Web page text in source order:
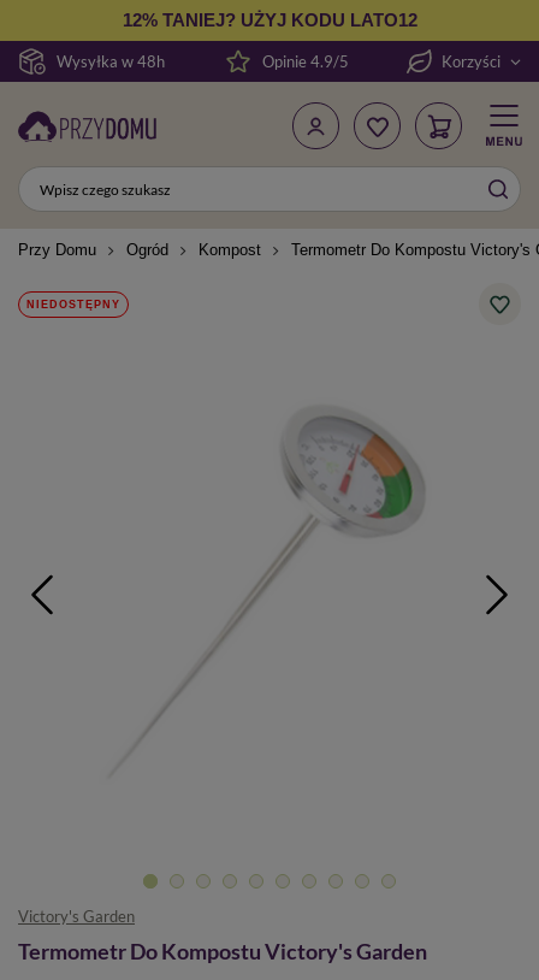
Wysyłka w 48h
12% TANIEJ? UŻYJ KODU LATO12
Opinie 4.9/5 Korzyści
Przy Domu Ogród Kompost Termometr Do Kompostu Victory's
NIEDOSTĘPNY
Victory's Garden
Termometr Do Kompostu Victory's Garden